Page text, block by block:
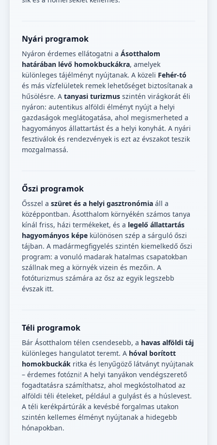
Nyári programok
Nyáron érdemes ellátogatni a Ásotthalom
határában lévő homokbuckákra, amelyek
különleges tájélményt nyújtanak. A közeli Fehér-tó
és más vízfelületek remek lehetőséget biztosítanak a
hűsölésre. A tanyasi turizmus szintén virágkorát éli
nyáron: autentikus alföldi élményt nyújt a helyi
gazdaságok meglátogatása, ahol megismerheted a
hagyományos állattartást és a helyi konyhát. A nyári
fesztiválok és rendezvények is ezt az évszakot teszik
mozgalmassá.
Őszi programok
Ősszel a szüret és a helyi gasztronómia áll a
középpontban. Ásotthalom környékén számos tanya
kínál friss, házi termékeket, és a legelő állattartás
hagyományos képe különösen szép a sárguló őszi
tájban. A madármegfigyelés szintén kiemelkedő őszi
program: a vonuló madarak hatalmas csapatokban
szállnak meg a környék vizein és mezőin. A
fotóturizmus számára az ősz az egyik legszebb
évszak itt.
Téli programok
Bár Ásotthalom télen csendesebb, a havas alföldi táj
különleges hangulatot teremt. A hóval borított
homokbuckák ritka és lenyűgöző látványt nyújtanak
– érdemes fotózni! A helyi tanyákon vendégszerető
fogadtatásra számíthatsz, ahol megkóstolhatod az
alföldi téli ételeket, például a gulyást és a húslevest.
A téli kerékpártúrák a kevésbé forgalmas utakon
szintén kellemes élményt nyújtanak a hidegebb
hónapokban.